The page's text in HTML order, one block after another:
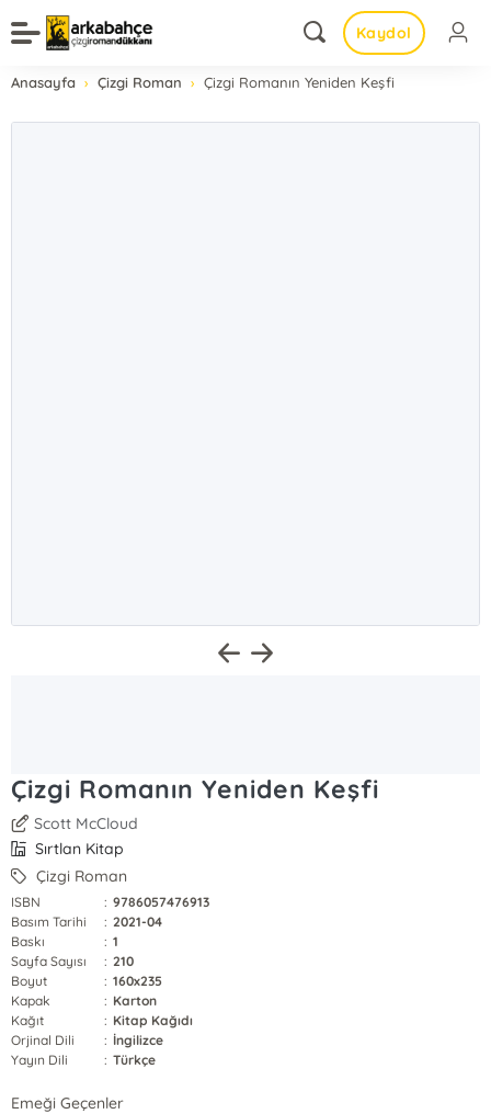
Kaydol
Anasayfa Çizgi Roman Çizgi Romanın Yeniden Keşfi
Çizgi Romanın Yeniden Keşfi
Scott McCloud
Sırtlan Kitap
Çizgi Roman
ISBN : 9786057476913
Basım Tarihi
: 2021-04
Baskı
: 1
Sayfa Sayısı
: 210
Boyut
: 160x235
Kapak
: Karton
Kağıt
: Kitap Kağıdı
Orjinal Dili
: İngilizce
Yayın Dili
: Türkçe
Emeği Geçenler